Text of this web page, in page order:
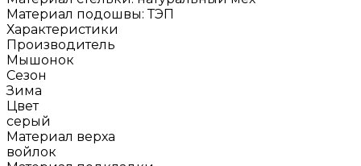
Материал подошвы: ТЭП
Характеристики
Производитель
Мышонок
Сезон
Зима
Цвет
серый
Материал верха
войлок